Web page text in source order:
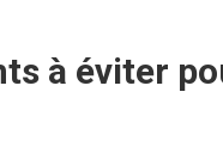
à éviter